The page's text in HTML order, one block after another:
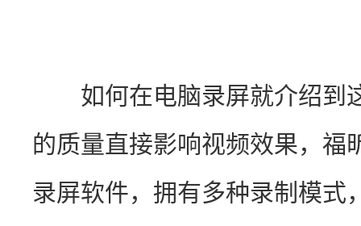
如何在电脑录屏就介绍到
的质量直接影响视频效果，福
录屏软件，拥有多种录制模式